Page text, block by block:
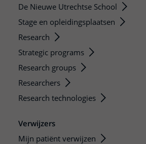
De Nieuwe Utrechtse School
Stage en opleidingsplaatsen
Research
Strategic programs
Research groups
Researchers
Research technologies
Verwijzers
Mijn patiënt verwijzen